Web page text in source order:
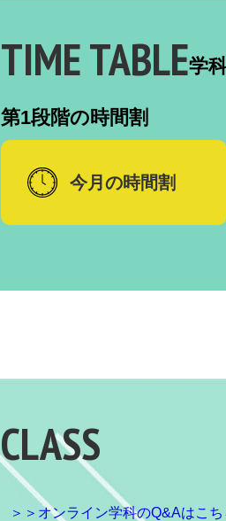
TIME TABLE学
第1段階の時間割
今月の時間割
CLASS
＞＞オンライン学科のQ&Aはこち